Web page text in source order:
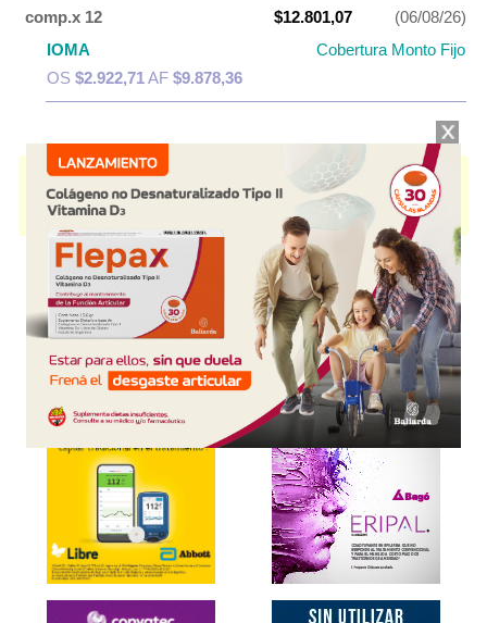
comp.x 12
$12.801,07
(06/08/26)
IOMA
Cobertura Monto Fijo
OS $2.922,71AF $9.878,36
ORALSONEcontienehidrocortisona y se indica comoTrat.llagas/aftas
Es producido porLaboratorio Millet y cuenta con 1 presentación
disponible.
Explorar más
Otros productos con
hidrocortisona
Otros productos deLaboratorio Millet